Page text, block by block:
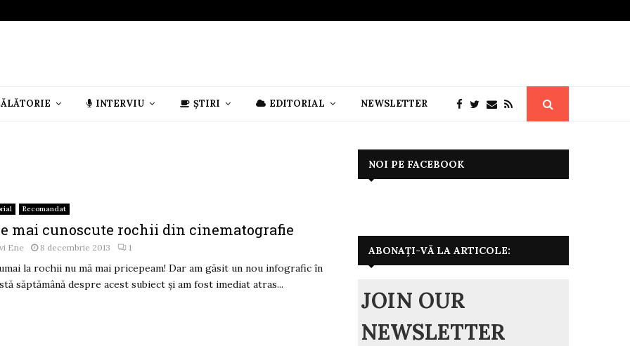
INTERVIU ȘTIRI EDITORIAL NEWSLETTER
Recomandat
mai cunoscute rochii din cinematografie
Ene 8 decembrie 2013 1
la rochii nu mă mai pricepeam! Dar am găsit un nou infografic în
săptămână despre acest subiect și am fost imediat atras...
NOI PE FACEBOOK
ABONAȚI-VĂ LA ARTICOLE:
JOIN OUR
NEWSLETTER